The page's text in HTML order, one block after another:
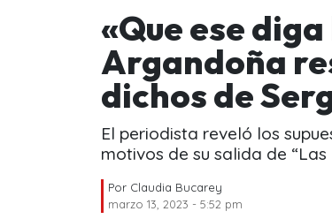
«Que ese
Argandoña
dichos de
El periodista reveló los
motivos de su salida de “Las
Por Claudia Bucarey
marzo 13, 2023 - 5:52 pm